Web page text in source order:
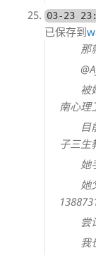
03-23
已保存到
那
被
南心理
目
子三生
她
她
尝
我